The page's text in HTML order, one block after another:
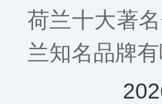
荷兰十大著
兰知名品牌